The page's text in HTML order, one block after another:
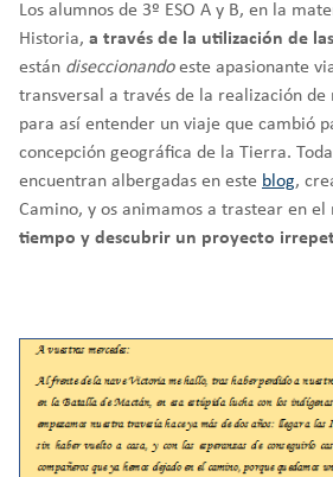
Los alumnos de 3º ESO A y B, en la
Historia, a través de la utilización de
están diseccionandoeste apasionante
transversal a través de la realización de
para así entender un viaje que cambió
concepción geográfica de la Tierra.
encuentran albergadas en este blog,
Camino, y os animamos a trastear en el
tiempo y descubrir un proyecto